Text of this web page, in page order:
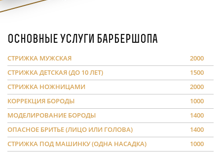
Основные услуги барбершопа
СТРИЖКА МУЖСКАЯ
2000
СТРИЖКА ДЕТСКАЯ (ДО 10 ЛЕТ)
1500
СТРИЖКА НОЖНИЦАМИ
2000
КОРРЕКЦИЯ БОРОДЫ
1000
МОДЕЛИРОВАНИЕ БОРОДЫ
1400
ОПАСНОЕ БРИТЬЕ (ЛИЦО ИЛИ ГОЛОВА)
1400
СТРИЖКА ПОД МАШИНКУ (ОДНА НАСАДКА)
1000